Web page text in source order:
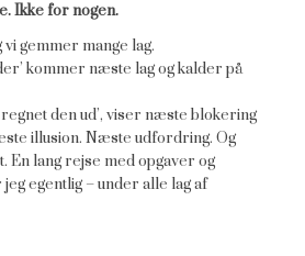
Ikke for nogen.
gemmer mange lag.
kommer næste lag og kalder på
den ud’, viser næste blokering
illusion. Næste udfordring. Og
En lang rejse med opgaver og
egentlig – under alle lag af